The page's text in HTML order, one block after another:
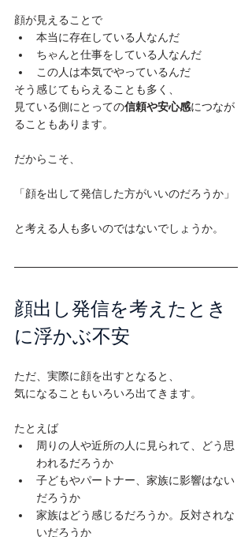
顔が見えることで
本当に存在している人なんだ
ちゃんと仕事をしている人なんだ
この人は本気でやっているんだ
そう感じてもらえることも多く、
見ている側にとっての信頼や安心感につなが
ることもあります。
だからこそ、
「顔を出して発信した方がいいのだろうか」
と考える人も多いのではないでしょうか。
顔出し発信を考えたとき
に浮かぶ不安
ただ、実際に顔を出すとなると、
気になることもいろいろ出てきます。
たとえば
周りの人や近所の人に見られて、どう思
われるだろうか
子どもやパートナー、家族に影響はない
だろうか
家族はどう感じるだろうか。反対されな
いだろうか